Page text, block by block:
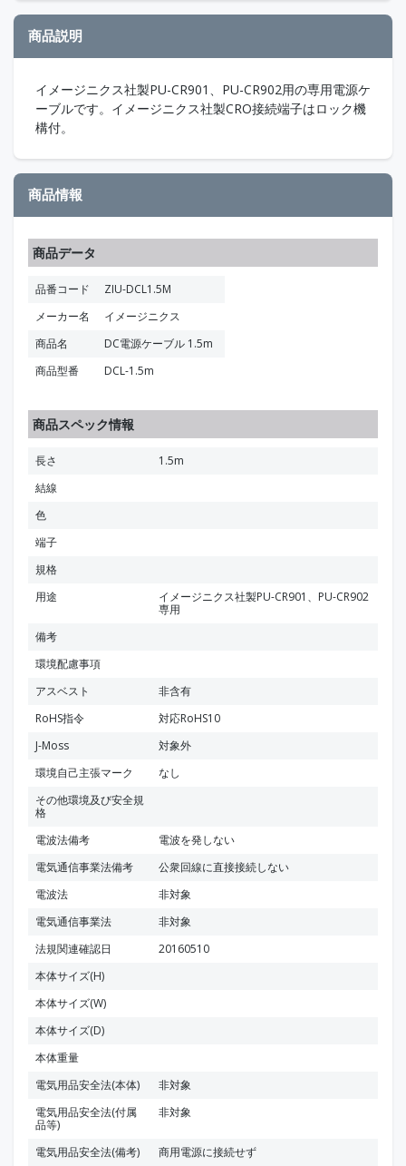
商品説明
イメージニクス社製PU-CR901、PU-CR902用の専用電源ケ
ーブルです。イメージニクス社製CRO接続端子はロック機
構付。
商品情報
商品データ
品番コード
ZIU-DCL1.5M
メーカー名
イメージニクス
商品名
DC電源ケーブル 1.5m
商品型番
DCL-1.5m
商品スペック情報
長さ
1.5m
結線
色
端子
規格
用途
イメージニクス社製PU-CR901、PU-CR902
専用
備考
環境配慮事項
アスベスト
非含有
RoHS指令
対応RoHS10
J-Moss
対象外
環境自己主張マーク
なし
その他環境及び安全規
格
電波法備考
電波を発しない
電気通信事業法備考
公衆回線に直接接続しない
電波法
非対象
電気通信事業法
非対象
法規関連確認日
20160510
本体サイズ(H)
本体サイズ(W)
本体サイズ(D)
本体重量
電気用品安全法(本体)
非対象
電気用品安全法(付属
品等)
非対象
電気用品安全法(備考) 商用電源に接続せず